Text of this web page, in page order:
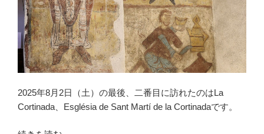
2025年8月2日（土）の最後、二番目に訪れたのはLa
Cortinada、Església de Sant Martí de la Cortinadaです。